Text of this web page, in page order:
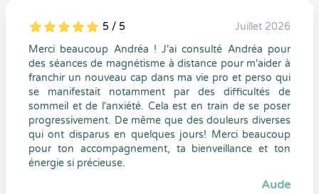
5
1
5
0 5 / 5
Juillet 2026
Merci beaucoup Andréa ! J'ai consulté Andréa pour
des séances de magnétisme à distance pour m'aider à
franchir un nouveau cap dans ma vie pro et perso qui
se manifestait notamment par des difficultés de
sommeil et de l'anxiété. Cela est en train de se poser
progressivement. De même que des douleurs diverses
qui ont disparus en quelques jours! Merci beaucoup
pour ton accompagnement, ta bienveillance et ton
énergie si précieuse.
Aude